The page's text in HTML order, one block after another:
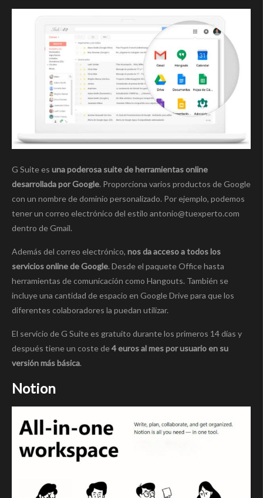
G Suite es una poderosa suite de herramientas online
desarrollada por Google. Proporciona varios productos de Google
con un nombre de dominio personalizado. Por ejemplo, podemos
tener un correo electrónico del estilo antonio@tuexperto.com
dentro de Gmail.
Además del correo electrónico, nos da acceso a todos los
servicios online de Google. Desde el paquete Office hasta
herramientas de comunicación como Hangouts. También se
incluye una cantidad de espacio en Google Drive para que los
diferentes colaboradores la puedan utilizar.
El servicio de G Suite es gratuito durante los primeros 14 días y
después tiene un coste de4 euros al mes por usuario en su
versión más básica.
Notion